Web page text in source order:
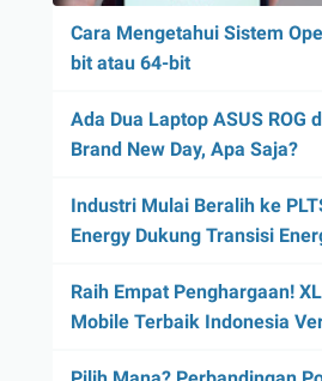
Cara Mengetahui Sistem
bit atau 64-bit
Ada Dua Laptop ASUS ROG
Brand New Day, Apa Saja?
Industri Mulai Beralih ke
Energy Dukung Transisi
Raih Empat Penghargaan!
Mobile Terbaik Indonesia